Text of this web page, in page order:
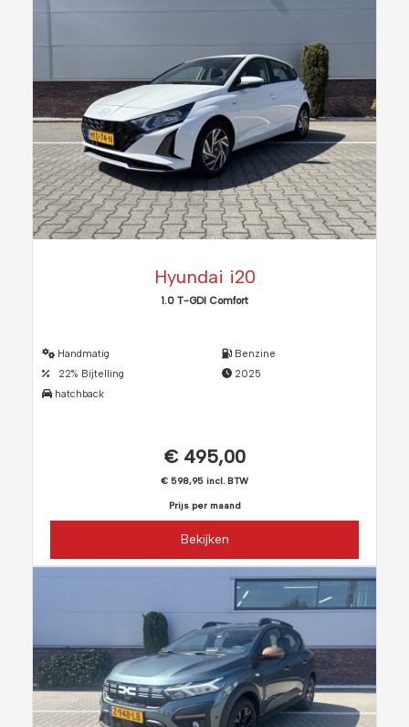
Hyundai i20
1.0 T-GDI Comfort
Handmatig
22% Bijtelling
hatchback
Benzine
2025
€ 495,00
€ 598,95 incl. BTW
Prijs per maand
Bekijken